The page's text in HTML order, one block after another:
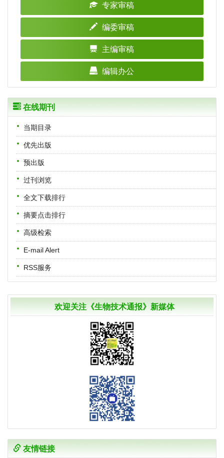
专家审稿
编委审稿
主编审稿
编辑办公
在线期刊
当期目录
优先出版
预出版
过刊浏览
全文下载排行
摘要点击排行
高级检索
E-mail Alert
RSS服务
欢迎关注《生物技术通报》新媒体
友情链接